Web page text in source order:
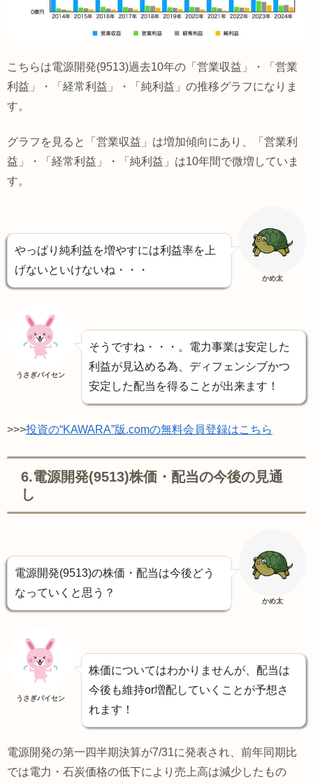
こちらは電源開発(9513)過去10年の「営業収益」・「営業
利益」・「経常利益」・「純利益」の推移グラフになりま
す。
グラフを見ると「営業収益」は増加傾向にあり、「営業利
益」・「経常利益」・「純利益」は10年間で微増していま
す。
やっぱり純利益を増やすには利益率を上
げないといけないね・・・
かめ太
うさぎパイセン
そうですね・・・。電力事業は安定した
利益が見込める為、ディフェンシブかつ
安定した配当を得ることが出来ます！
>>>投資の“KAWARA”版.comの無料会員登録はこちら
6.電源開発(9513)株価・配当の今後の見通
し
電源開発(9513)の株価・配当は今後どう
なっていくと思う？
かめ太
うさぎパイセン
株価についてはわかりませんが、配当は
今後も維持or増配していくことが予想さ
れます！
電源開発の第一四半期決算が7/31に発表され、前年同期比
では電力・石炭価格の低下により売上高は減少したもの